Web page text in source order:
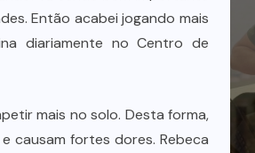
Então acabei jogando mais
diariamente no Centro de
mais no solo. Desta forma,
causam fortes dores. Rebeca
impulsiona varejo e
AGOSTO DE 2026